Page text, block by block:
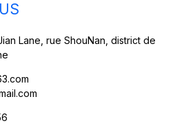
Lane, rue ShouNan, district de